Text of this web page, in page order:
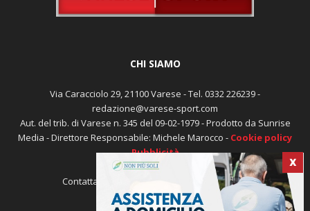
X
CHI SIAMO
Via Caracciolo 29, 21100 Varese - Tel. 0332 226239 -
redazione@varese-sport.com
Aut. del trib. di Varese n. 345 del 09-02-1979 - Prodotto da Sunrise
Media - Direttore Responsabile: Michele Marocco - Cookie policy
Pubblicità
Contattaci: redazione@varese-sport.com